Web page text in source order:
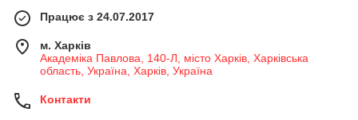
Працює з 24.07.2017
м. Харків
Академіка Павлова, 140-Л, місто Харків, Харківська
область, Україна, Харків, Україна
Контакти